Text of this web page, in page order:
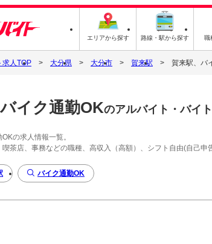
エリアから探す 路線・駅から探す 職
求人TOP 大分県 大分市 賀来駅 賀来駅、バ
イク通勤OKのアルバイト・バイ
の求人情報一覧。
茶店、事務などの職種、高収入（高額）、シフト自由(自己申
バイク通勤OK